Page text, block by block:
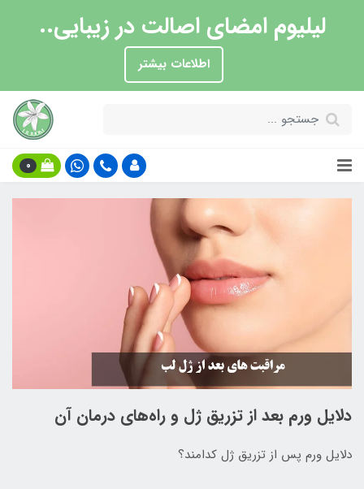
لیلیوم امضای اصالت در زیبایی..
اطلاعات بیشتر
0
دلایل ورم بعد از تزریق ژل و راه‌های درمان آن
دلایل ورم پس از تزریق ژل کدامند؟